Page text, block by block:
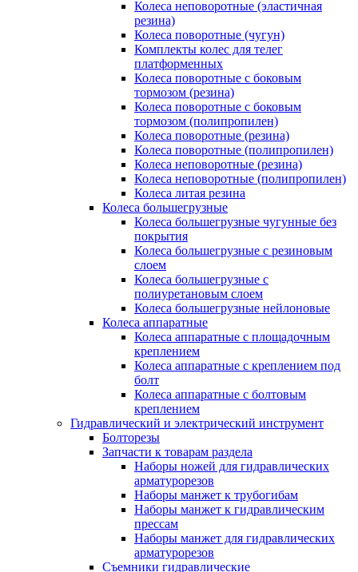
Колеса неповоротные (эластичная
резина)
Колеса поворотные (чугун)
Комплекты колес для телег
платформенных
Колеса поворотные c боковым
тормозом (резина)
Колеса поворотные c боковым
тормозом (полипропилен)
Колеса поворотные (резина)
Колеса поворотные (полипропилен)
Колеса неповоротные (резина)
Колеса неповоротные (полипропилен)
Колеса литая резина
Колеса большегрузные
Колеса большегрузные чугунные без
покрытия
Колеса большегрузные с резиновым
слоем
Колеса большегрузные с
полиуретановым слоем
Колеса большегрузные нейлоновые
Колеса аппаратные
Колеса аппаратные с площадочным
креплением
Колеса аппаратные с креплением под
болт
Колеса аппаратные с болтовым
креплением
Гидравлический и электрический инструмент
Болторезы
Запчасти к товарам раздела
Наборы ножей для гидравлических
арматурорезов
Наборы манжет к трубогибам
Наборы манжет к гидравлическим
прессам
Наборы манжет для гидравлических
арматурорезов
Съемники гидравлические